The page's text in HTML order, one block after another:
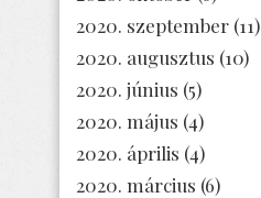
2020. szeptember (11)
2020. augusztus (10)
2020. június (5)
2020. május (4)
2020. április (4)
2020. március (6)